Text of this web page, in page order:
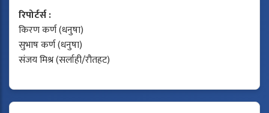
रिपोर्टर्स :
किरण कर्ण (धनुषा)
सुभाष कर्ण (धनुषा)
संजय मिश्र (सर्लाही/रौतहट)